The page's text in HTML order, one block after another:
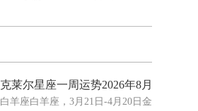
克莱尔星座一周运势2026年8月3日-9日
白羊座白羊座，3月21日-4月20日金